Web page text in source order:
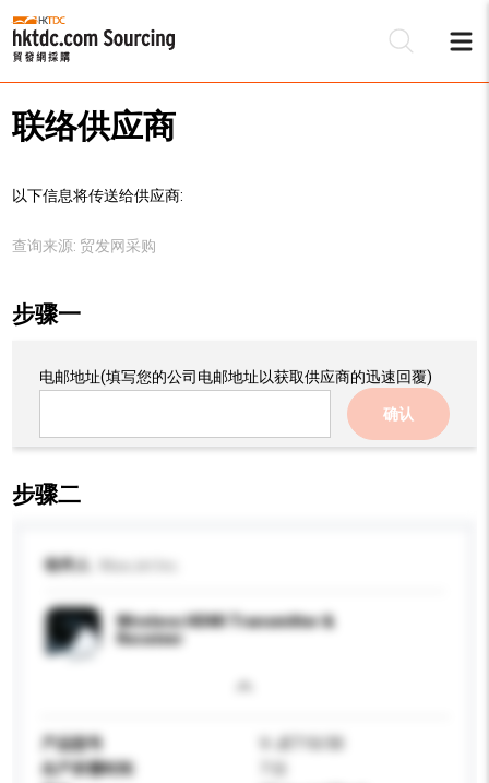
联络供应商
以下信息将传送给供应商:
查询来源: 贸发网采购
步骤一
电邮地址(填写您的公司电邮地址以获取供应商的迅速回覆)
确认
步骤二
收件人
Wireless HDMI Transmitter &
Receiver
产品型号
V-JET10/30
生产所需时间